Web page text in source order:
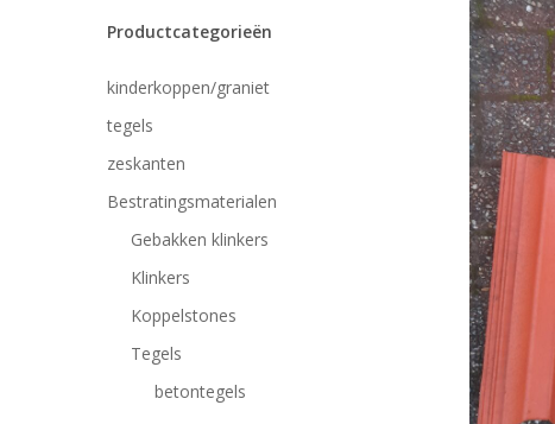
Productcategorieën
kinderkoppen/graniet
tegels
zeskanten
Bestratingsmaterialen
Gebakken klinkers
Klinkers
Koppelstones
Tegels
betontegels